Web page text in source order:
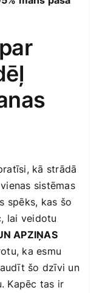
kā strādā
sistēmas
spēks, kas šo
lai veidotu
APZIŅAS
ka esmu
šo dzīvi un
Kapēc tas ir